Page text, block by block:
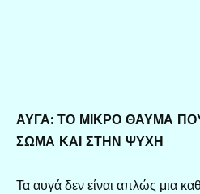
ΑΥΓΑ: ΤΟ ΜΙΚΡΟ ΘΑΥΜΑ
ΣΩΜΑ ΚΑΙ ΣΤΗΝ ΨΥΧΗ
Τα αυγά δεν είναι απλώς μια